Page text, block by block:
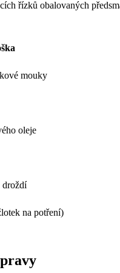
řízků obalovaných
mouky
oleje
droždí
na potření)